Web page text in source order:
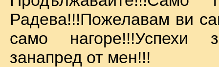
Радева!!!Пожелавам ви
само
занапред от мен!!!